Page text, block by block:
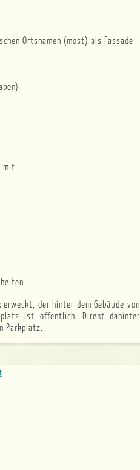
Ortsnamen (most) als Fassade
mit
ist öffentlich. Direkt dahinter
Parkplatz.